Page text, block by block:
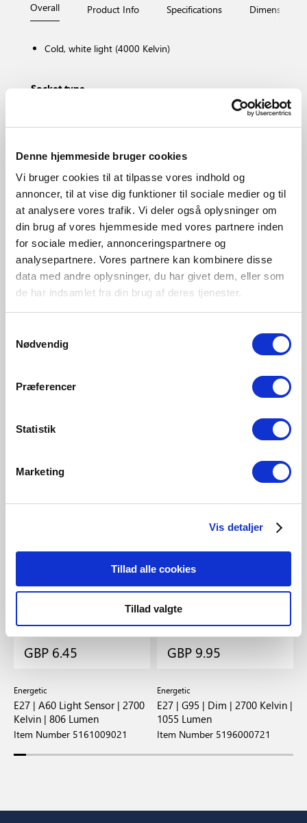
Denne hjemmeside bruger cookies
Vi bruger cookies til at tilpasse vores indhold og
annoncer, til at vise dig funktioner til sociale medier og til
at analysere vores trafik. Vi deler også oplysninger om
din brug af vores hjemmeside med vores partnere inden
for sociale medier, annonceringspartnere og
analysepartnere. Vores partnere kan kombinere disse
data med andre oplysninger, du har givet dem, eller som
de har indsamlet fra din brug af deres tjenester.
Nødvendig
Præferencer
Statistik
Marketing
Vis detaljer
Tillad alle cookies
Tillad valgte
Overall Product Info Specifications Dimensions
Cold, white light (4000 Kelvin)
Socket type
Colour temperature (Kelvin)
Brightness of light (Lumen)
806.0
Area
Various (depends on placement)
Primary material
Glass
5161009021
5181000321
Related Products
GBP 6.45
Energetic
E27 | A60 Light Sensor | 2700
Kelvin | 806 Lumen
Item Number 5161009021
GBP 9.95
Energetic
E27 | G95 | Dim | 2700 Kelvin |
1055 Lumen
Item Number 5196000721